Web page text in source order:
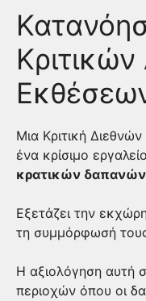
Μια Κριτική
ένα κρίσιμο
κρατικών δαπανών
Εξετάζει την
τη συμμόρφωσή
Η αξιολόγηση αυτή
περιοχών όπου οι